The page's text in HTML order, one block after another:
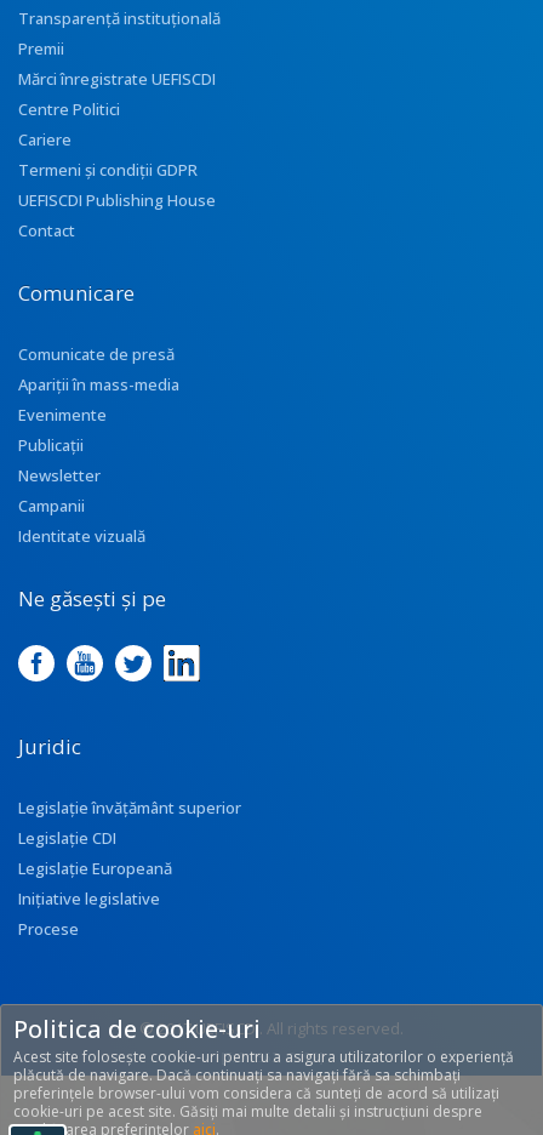
Transparenţă instituţională
Premii
Mărci înregistrate UEFISCDI
Centre Politici
Cariere
Termeni și condiții GDPR
UEFISCDI Publishing House
Contact
Comunicare
Comunicate de presă
Apariţii în mass-media
Evenimente
Publicații
Newsletter
Campanii
Identitate vizuală
Ne găsești și pe
Juridic
Legislație învățământ superior
Legislație CDI
Legislație Europeană
Inițiative legislative
Procese
© 2017 UEFISCDI. All rights reserved.
[T: 0.2362, O: 92]
Politica de cookie-uri
Acest site folosește cookie-uri pentru a asigura utilizatorilor o experiență
plăcută de navigare. Dacă continuați sa navigați fără sa schimbați
preferințele browser-ului vom considera că sunteți de acord să utilizați
cookie-uri pe acest site. Găsiți mai multe detalii și instrucțiuni despre
modificarea preferințelor aici.